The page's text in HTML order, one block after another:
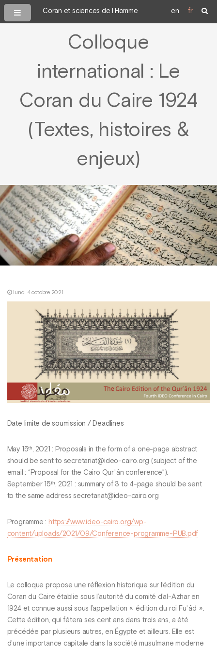
Coran et sciences de l’Homme en fr
Colloque
international : Le
Coran du Caire 1924
(Textes, histoires &
enjeux)
lundi 4 octobre 2021
Date limite de soumission / Deadlines
May 15ᵗʰ, 2021 : Proposals in the form of a one-page abstract
should be sent to secretariat@ideo-cairo.org (subject of the
email : “Proposal for the Cairo Qurʾān conference”).
September 15ᵗʰ, 2021 : summary of 3 to 4-page should be sent
to the same address secretariat@ideo-cairo.org
Programme : https://www.ideo-cairo.org/wp-
content/uploads/2021/09/Conference-programme-PUB.pdf
Présentation
Le colloque propose une réflexion historique sur l’édition du
Coran du Caire établie sous l’autorité du comité d’al-Azhar en
1924 et connue aussi sous l’appellation « édition du roi Fuʾād ».
Cette édition, qui fêtera ses cent ans dans trois ans, a été
précédée par plusieurs autres, en Égypte et ailleurs. Elle est
d’une importance capitale dans la société musulmane moderne